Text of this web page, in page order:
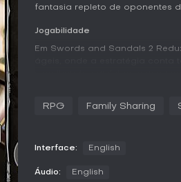
fantasia repleto de oponentes
Jogabilidade
Em Swords and Sandals 2
habilidades especiais para
coletar e equipar. Esses itens
progressão é gratificante, com
RPG Family Sharing
Interface: English
Áudio: English